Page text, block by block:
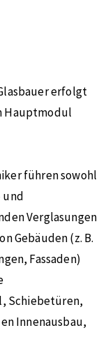
erfolgt
Hauptmodul
führen sowohl
und
Verglasungen
Gebäuden (z. B.
Fassaden)
Schiebetüren,
Innenausbau,